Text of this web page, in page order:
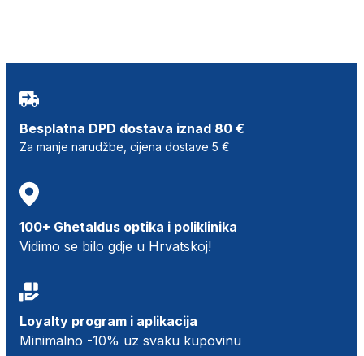
Besplatna DPD dostava iznad 80 €
Za manje narudžbe, cijena dostave 5 €
100+ Ghetaldus optika i poliklinika
Vidimo se bilo gdje u Hrvatskoj!
Loyalty program i aplikacija
Minimalno -10% uz svaku kupovinu